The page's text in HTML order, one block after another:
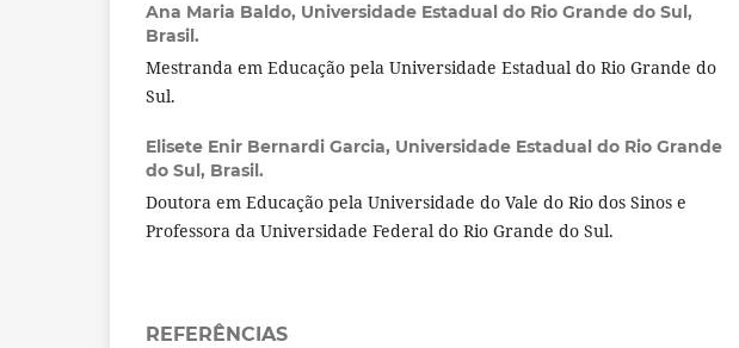
Ana Maria Baldo, Universidade Estadual do Rio Grande do Sul,
Brasil.
Mestranda em Educação pela Universidade Estadual do Rio Grande do
Sul.
Elisete Enir Bernardi Garcia, Universidade Estadual do Rio Grande
do Sul, Brasil.
Doutora em Educação pela Universidade do Vale do Rio dos Sinos e
Professora da Universidade Federal do Rio Grande do Sul.
REFERÊNCIAS